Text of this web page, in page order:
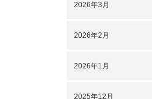
2026年3月
2026年2月
2026年1月
2025年12月